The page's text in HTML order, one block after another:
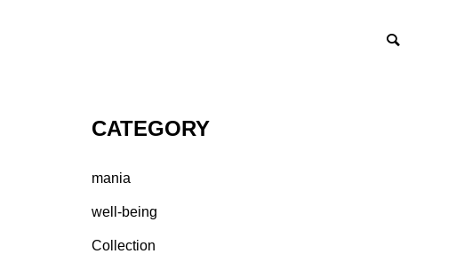
CATEGORY
mania
well-being
Collection